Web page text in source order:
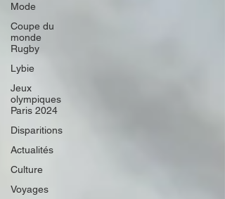
Mode
Coupe du
monde
Rugby
Lybie
Jeux
olympiques
Paris 2024
Disparitions
Actualités
Culture
Voyages